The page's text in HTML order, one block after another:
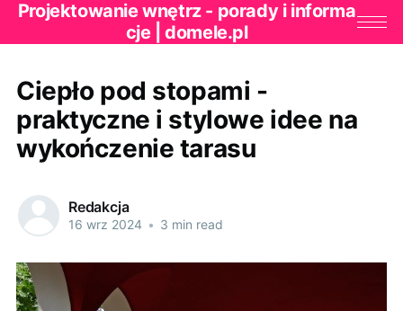
Projektowanie wnętrz - porady i informa
cje | domele.pl
Ciepło pod stopami -
praktyczne i stylowe idee na
wykończenie tarasu
Redakcja
16 wrz 2024 • 3 min read